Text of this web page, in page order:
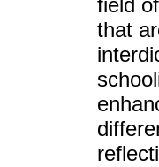
field
that